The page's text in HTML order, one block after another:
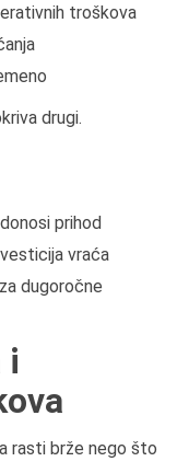
troškova
drugi.
prihod
vraća
dugoročne
i
rasti brže nego što